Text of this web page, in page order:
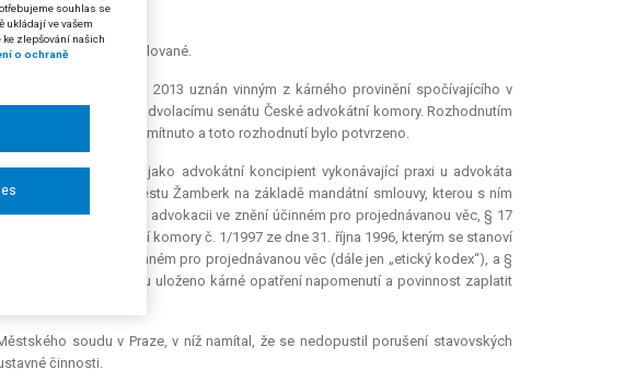
9 As 155/2018-48)
o kasační stížnosti žalované.
ze dne 14. 8. 2013 uznán vinným z kárného provinění spočívajícího v
odvolání k odvolacímu senátu České advokátní komory. Rozhodnutím
kárného senátu zamítnuto a toto rozhodnutí bylo potvrzeno.
provinění tím, že jako advokátní koncipientvykonávající praxi u advokáta
právní služby městu Žamberk na základě mandátní smlouvy, kterou s ním
§ 16 odst. 2 zákona o advokacii ve znění účinném pro projednávanou věc, § 17
České advokátní komory č. 1/1997 ze dne 31. října 1996, kterým se stanoví
ve znění účinném pro projednávanou věc (dále jen „etický kodex“), a §
o advokacii. Bylo mu uloženo kárné opatření napomenutí a povinnost zaplatit
soudu v Praze, v níž namítal, že se nedopustil porušení stavovských
činnosti.
souhlas se
ukládají ve vašem
zlepšování našich
o ochraně